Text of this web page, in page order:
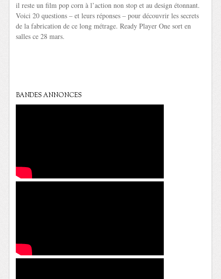
il reste un film pop corn à l’action non stop et au design étonnant.
Voici 20 questions – et leurs réponses – pour découvrir les secrets
de la fabrication de ce long métrage. Ready Player One sort en
salles ce 28 mars.
BANDES ANNONCES